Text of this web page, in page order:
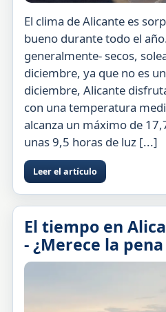
El clima de Alicante es
bueno durante todo el
generalmente- secos,
diciembre, ya que no es
diciembre, Alicante
con una temperatura
alcanza un máximo de
unas 9,5 horas de luz [...]
Leer el artículo
El tiempo en
- ¿Merece la